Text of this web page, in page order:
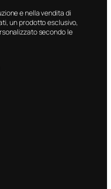
e nella vendita di
un prodotto esclusivo,
secondo le